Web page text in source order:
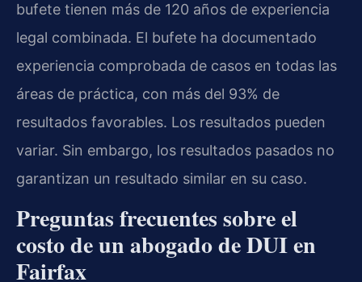
bufete tienen más de 120 años de experiencia
legal combinada. El bufete ha documentado
experiencia comprobada de casos en todas las
áreas de práctica, con más del 93% de
resultados favorables. Los resultados pueden
variar. Sin embargo, los resultados pasados no
garantizan un resultado similar en su caso.
Preguntas frecuentes sobre el
costo de un abogado de DUI en
Fairfax